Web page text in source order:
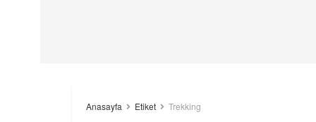
Anasayfa Etiket Trekking